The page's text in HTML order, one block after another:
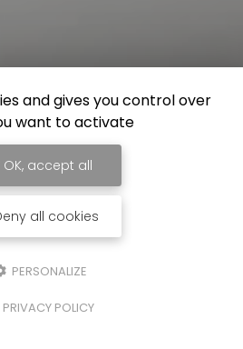
and gives you control over
want to activate
OK, accept all
all cookies
PERSONALIZE
PRIVACY POLICY